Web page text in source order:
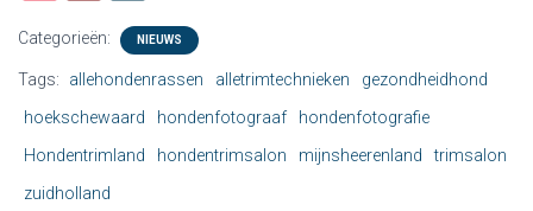
Categorieën: NIEUWS
Tags: allehondenrassen alletrimtechnieken
gezondheidhond
hoekschewaard
hondenfotograaf
hondenfotografie
Hondentrimland
hondentrimsalon mijnsheerenland
trimsalon
zuidholland